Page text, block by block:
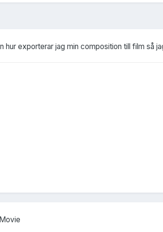
hur exporterar jag min composition till film så